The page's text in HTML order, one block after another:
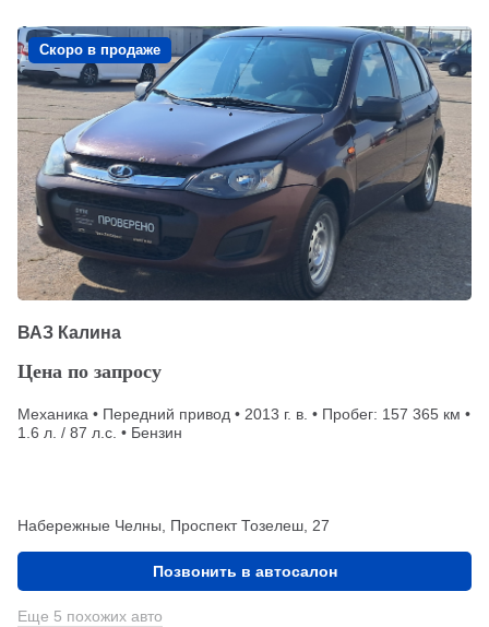
Скоро в продаже
ВАЗ Калина
Цена по запросу
Механика • Передний привод • 2013 г. в. • Пробег: 157 365 км •
1.6 л. / 87 л.с. • Бензин
Набережные Челны, Проспект Тозелеш, 27
Позвонить в автосалон
Еще 5 похожих авто